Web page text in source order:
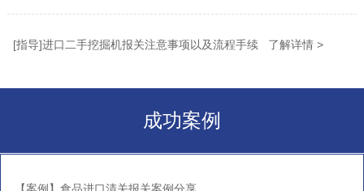
[指导]进口二手挖掘机报关注意事项以及流程手续 了解详情 >
成功案例